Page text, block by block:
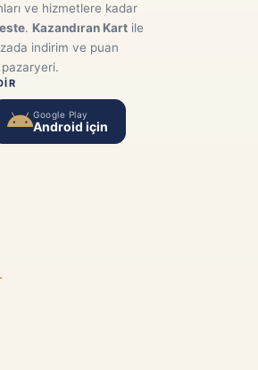
ve hizmetlere kadar
. Kazandıran Kart ile
indirim ve puan
pazaryeri.
Google Play
Android için